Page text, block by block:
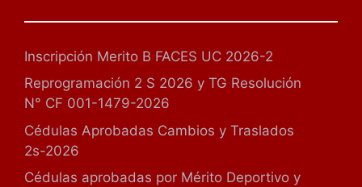
Inscripción Merito B FACES UC 2026-2
Reprogramación 2 S 2026 y TG Resolución
N° CF 001-1479-2026
Cédulas Aprobadas Cambios y Traslados
2s-2026
Cédulas aprobadas por Mérito Deportivo y